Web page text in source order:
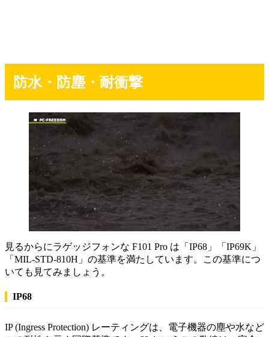
防水・防塵・耐衝撃
見るからにラゲッジフォンな F101 Pro は「IP68」「IP69K」
「MIL-STD-810H」の基準を満たしています。この基準につ
いても見てみましょう。
IP68
IP (Ingress Protection) レーティングは、電子機器の塵や水など